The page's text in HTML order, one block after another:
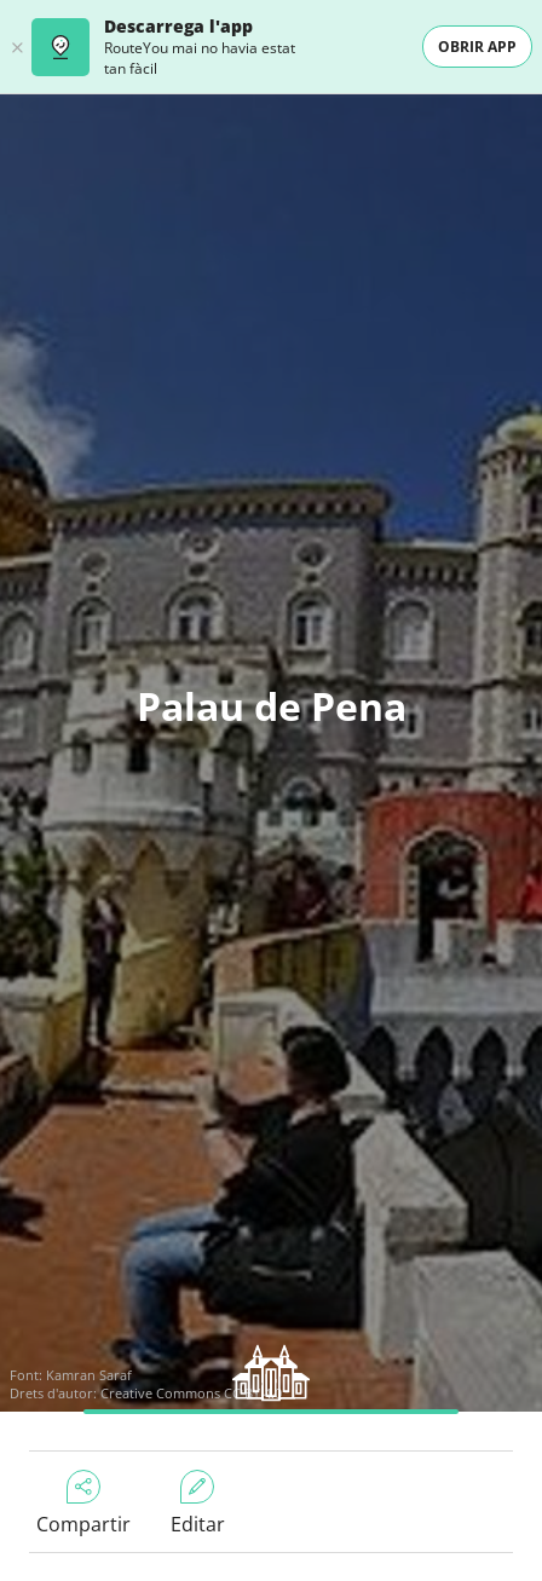
Descarrega l'app
RouteYou mai no havia estat
tan fàcil
OBRIR APP
Palau de Pena
Font: Kamran Saraf
Drets d'autor:Creative Commons CC BY 4.0
Compartir Editar